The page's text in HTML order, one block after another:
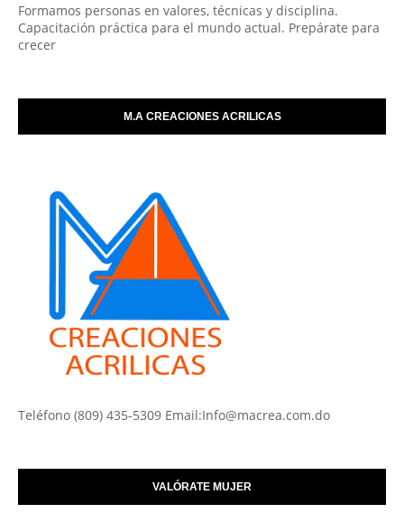
Formamos personas en valores, técnicas y disciplina.
Capacitación práctica para el mundo actual. Prepárate para
crecer
M.A CREACIONES ACRILICAS
Teléfono (809) 435-5309 Email:Info@macrea.com.do
VALÓRATE MUJER